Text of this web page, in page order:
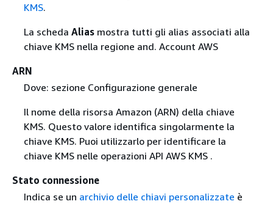
KMS.
La scheda Aliasmostra tutti gli alias associati alla
chiave KMS nella regione and. Account AWS
ARN
Dove: sezione Configurazione generale
Il nome della risorsa Amazon (ARN) della chiave
KMS. Questo valore identifica singolarmente la
chiave KMS. Puoi utilizzarlo per identificare la
chiave KMS nelle operazioni API AWS KMS .
Stato connessione
Indica se un archivio delle chiavi personalizzate è